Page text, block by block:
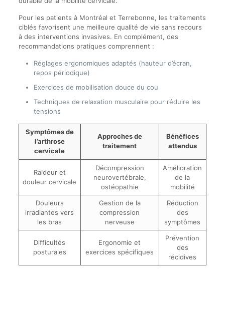
Pour les patients à Montréal et Terrebonne, les traitements
ciblés favorisent une meilleure qualité de vie sans recours
à des interventions invasives. En complément, des
recommandations pratiques comprennent :
Réglages ergonomiques adaptés (hauteur d’écran,
repos périodique)
Exercices de mobilisation douce du cou
Techniques de relaxation musculaire pour réduire les
tensions
Symptômes de
l’arthrose
cervicale
Approches de
traitement
Bénéfices
attendus
Raideur et
douleur cervicale
Décompression
neurovertébrale,
ostéopathie
Amélioration
de la
mobilité
Douleurs
irradiantes vers
les bras
Gestion de la
compression
nerveuse
Réduction
des
symptômes
Difficultés
posturales
Ergonomie et
exercices spécifiques
Prévention
des
récidives